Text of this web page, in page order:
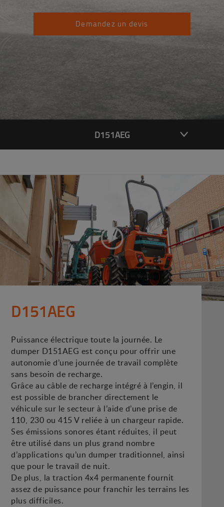
Demandez un devis
D151AEG
D151AEG
Puissance électrique toute la journée. Le
dumper D151AEG est conçu pour offrir une
autonomie d’une journée de travail complète
sans besoin de recharge.
Grâce au câble de recharge intégré à l’engin, il
est possible de brancher directement le
véhicule sur le secteur à l’aide d’une prise de
110, 230 ou 415 V reliée à un chargeur rapide.
Ses émissions sonores étant réduites, il peut
être utilisé dans un plus grand nombre
d’applications qu’un dumper traditionnel, ainsi
que pour le travail de nuit.
De plus, la traction 4x4 permanente fournit
assez de puissance pour franchir les terrains les
plus difficiles.